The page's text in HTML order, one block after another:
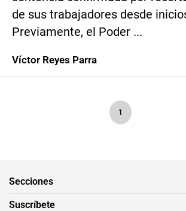
de sus trabajadores desde
Previamente, el Poder ...
Víctor Reyes Parra
1
Secciones
Suscríbete